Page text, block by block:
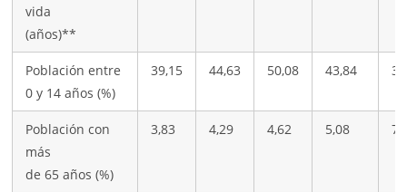
vida
(años)**
Población entre
0 y 14 años (%)
39,15 44,63 50,08 43,84
Población con
más
de 65 años (%)
3,83 4,29 4,62 5,08